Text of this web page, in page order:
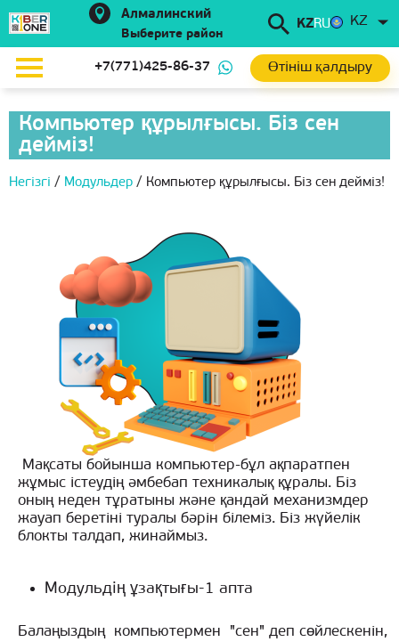
Алмалинский
Выберите район
KZRU KZ
+7(771)425-86-37 Өтініш қалдыру
Компьютер құрылғысы. Біз сен
дейміз!
Негізгі / Модульдер / Компьютер құрылғысы. Біз сен дейміз!
Мақсаты бойынша компьютер-бұл ақпаратпен
жұмыс істеудің әмбебап техникалық құралы. Біз
оның неден тұратыны және қандай механизмдер
жауап беретіні туралы бәрін білеміз. Біз жүйелік
блокты талдап, жинаймыз.
Модульдің ұзақтығы-1 апта
Балаңыздың компьютермен "сен" деп сөйлескенін,